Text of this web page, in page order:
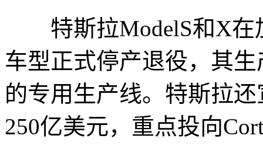
特斯拉ModelS和X在
车型正式停产退役，其
的专用生产线。特斯拉
250亿美元，重点投向